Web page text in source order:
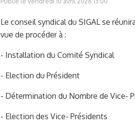
Le conseil syndical du SIGAL se
vue de procéder à :
- Installation du Comité Syndical
- Election du Président
- Détermination du Nombre de Vice-
- Election des Vice- Présidents